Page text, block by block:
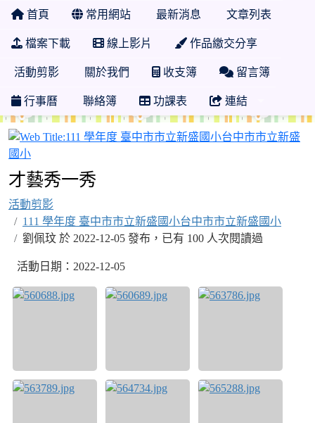
首頁 常用網站 最新消息 文章列表
檔案下載 線上影片 作品繳交分享
活動剪影 關於我們 收支簿 留言簿
行事曆 聯絡簿 功課表 連結
才藝秀一秀
活動剪影
111 學年度 臺中市市立新盛國小台中市市立新盛國小
劉佩玟 於 2022-12-05 發布，已有 100 人次閱讀過
活動日期：2022-12-05